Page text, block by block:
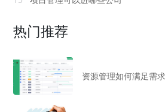
热门推荐
资源管理如何满足需